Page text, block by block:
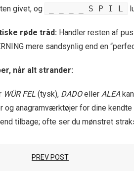
givet, og
_ _ _ _ S P I L
røde tråd: Handler resten af
mere sandsynlig end en
når alt strander:
WÜR FEL (tysk), DADOeller ALEA
og anagramværktøjer for dine kendte
tilbage; ofte ser du mønstret
PREV POST